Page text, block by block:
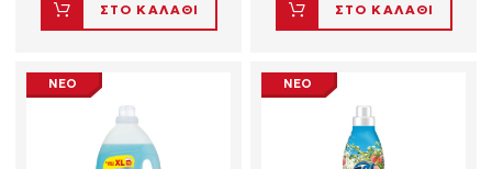
ΣΤΟ ΚΑΛΑΘΙ ΣΤΟ ΚΑΛΑΘΙ
ΝΕΟ ΝΕΟ